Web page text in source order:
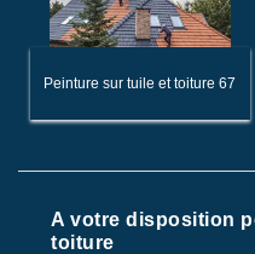
Peinture sur tuile et toiture 67
A votre disposition
toiture